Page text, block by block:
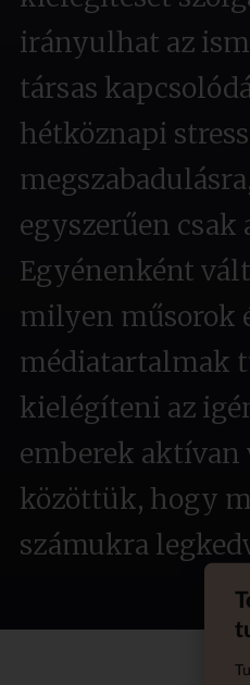
irányulhat az
társas
hétköznapi
egyszerűen csak
Egyénenként
milyen műsorok
médiatartalmak
kielégíteni az
emberek aktívan
közöttük, hogy
számukra